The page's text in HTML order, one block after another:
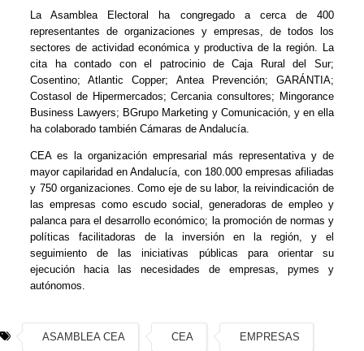
La Asamblea Electoral ha congregado a cerca de 400
representantes de organizaciones y empresas, de todos los
sectores de actividad económica y productiva de la región. La
cita ha contado con el patrocinio de Caja Rural del Sur;
Cosentino; Atlantic Copper; Antea Prevención; GARÁNTIA;
Costasol de Hipermercados; Cercania consultores; Mingorance
Business Lawyers; BGrupo Marketing y Comunicación, y en ella
ha colaborado también Cámaras de Andalucía.
CEA es la organización empresarial más representativa y de
mayor capilaridad en Andalucía, con 180.000 empresas afiliadas
y 750 organizaciones. Como eje de su labor, la reivindicación de
las empresas como escudo social, generadoras de empleo y
palanca para el desarrollo económico; la promoción de normas y
políticas facilitadoras de la inversión en la región, y el
seguimiento de las iniciativas públicas para orientar su
ejecución hacia las necesidades de empresas, pymes y
autónomos.
ASAMBLEA CEA CEA EMPRESAS